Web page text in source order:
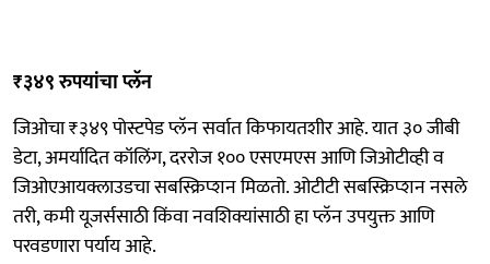
₹३४९ रुपयांचा प्लॅन
जिओचा ₹३४९ पोस्टपेड प्लॅन सर्वात किफायतशीर आहे. यात ३० जीबी
डेटा, अमर्यादित कॉलिंग, दररोज १०० एसएमएस आणि जिओटीव्ही व
जिओएआयक्लाउडचा सबस्क्रिप्शन मिळतो. ओटीटी सबस्क्रिप्शन नसले
तरी, कमी यूजर्ससाठी किंवा नवशिक्यांसाठी हा प्लॅन उपयुक्त आणि
परवडणारा पर्याय आहे.